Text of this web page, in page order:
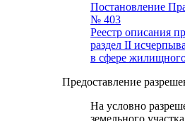
Постановление
№ 403
Реестр описания
раздел II
в сфере жилищного
Предоставление
На условно